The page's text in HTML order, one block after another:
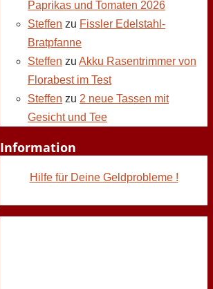
Paprikas und Tomaten 2026
Steffen zu Fissler Edelstahl-
Bratpfanne
Steffen zu Akku Rasentrimmer von
Florabest im Test
Steffen zu 2 neue Tassen mit
Gesicht und Tee
Information
Hilfe für Deine Geldprobleme !